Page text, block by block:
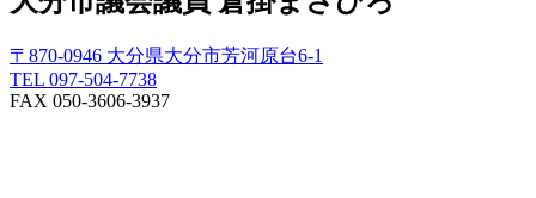
〒870-0946 大分県大分市芳河原台6-1
TEL 097-504-7738
FAX 050-3606-3937